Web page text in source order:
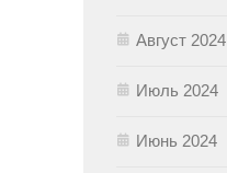
Август 2024
Июль 2024
Июнь 2024